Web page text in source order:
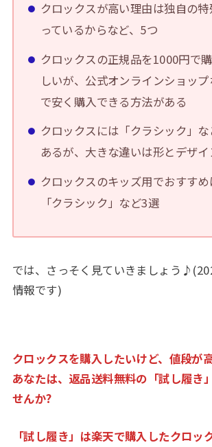
クロックスが高い理由は独自の
っているからなど、5つ
クロックスの正規品を1000円で
しいが、公式オンラインショッ
で安く購入できる方法がある
クロックスには「クラシック」
あるが、大きな違いは形とデザイ
クロックスのキッズ用でおすす
「クラシック」など3選
では、さっそく見ていきましょう
情報です)
クロックスを購入したいけど、値段が
あなたは、返品送料無料の「試し履き
せんか?
「試し履き」は楽天で購入したクロッ